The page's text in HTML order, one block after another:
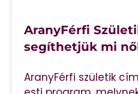
AranyFérfi
segíthetjük mi
AranyFérfi születik